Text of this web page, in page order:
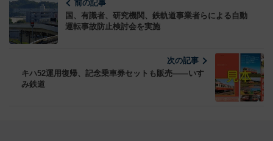
前の記事
国、有識者、研究機関、鉄軌道事業者らによる自動
運転事故防止検討会を実施
次の記事
キハ52運用復帰、記念乗車券セットも販売――いす
み鉄道